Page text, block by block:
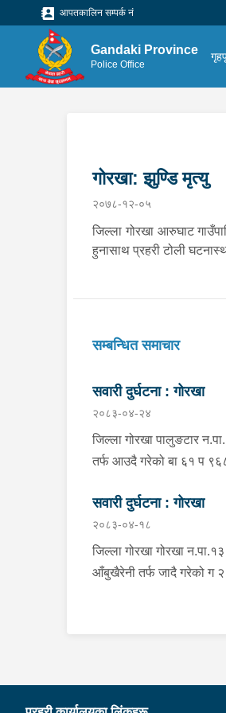
आपतकालिन सम्पर्क नं
Gandaki Province
Police Office
गोरखा: झुण्डि मृत्यु
२०७८-१२-०५
जिल्ला गोरखा आरुघाट
हुनासाथ प्रहरी टोली
सम्बन्धित समाचार
सवारी दुर्घटना : गोरखा
२०८३-०४-२४
जिल्ला गोरखा पालुङटार
तर्फ आउदै गरेको बा ६१ प
चालक जिल्ला गोरखा
को अभिषेक गिरि घाइते भई
लगेकोमा सामान्य उपचार
अस्पताल गोरखा पठाएको ।
सवारी दुर्घटना : गोरखा
२०८३-०४-१८
जिल्ला गोरखा गोरखा
आँबुखैरेनी तर्फ जादै गरेको ग
बस्ने वर्ष ३० को मिलन गुरुङ.